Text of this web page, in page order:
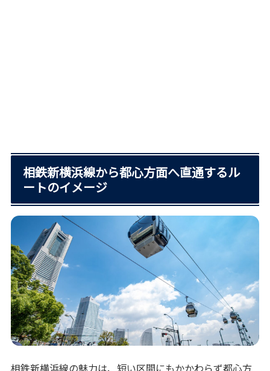
相鉄新横浜線から都心方面へ直通するル
ートのイメージ
相鉄新横浜線の魅力は、短い区間にもかかわらず都心方